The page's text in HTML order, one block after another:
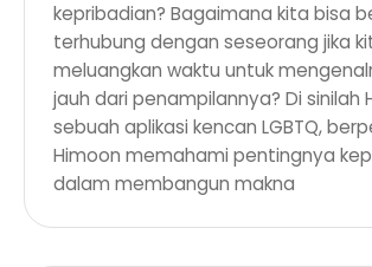
kepribadian? Bagaimana kita bisa
terhubung dengan seseorang jika
meluangkan waktu untuk
jauh dari penampilannya? Di sinilah
sebuah aplikasi kencan LGBTQ,
Himoon memahami pentingnya
dalam membangun makna